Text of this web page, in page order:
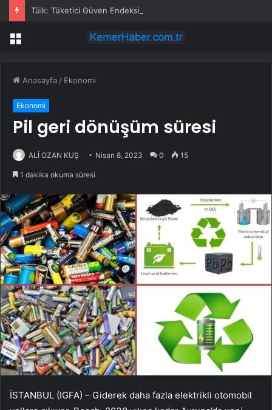
Tüik: Tüketici Güven Endeksi 89,8 Oldu
Menü
Anasayfa / Ekonomi
Ekonomi
Pil geri dönüşüm süresi
ALİ OZAN KUŞ Nisan 8, 2023 0 15
1 dakika okuma süresi
İSTANBUL (IGFA) – Giderek daha fazla elektrikli otomobil